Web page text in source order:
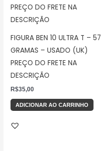
FIGURA BEN 10 ULTRA T – 57
GRAMAS – USADO (UK)
PREÇO DO FRETE NA
DESCRIÇÃO
R$35,00
ADICIONAR AO CARRINHO